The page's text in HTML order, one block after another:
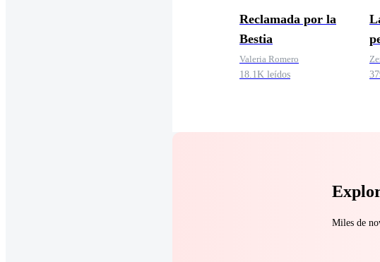
Reclamada por la
Bestia
Valeria Romero
18.1K leídos
Miles de